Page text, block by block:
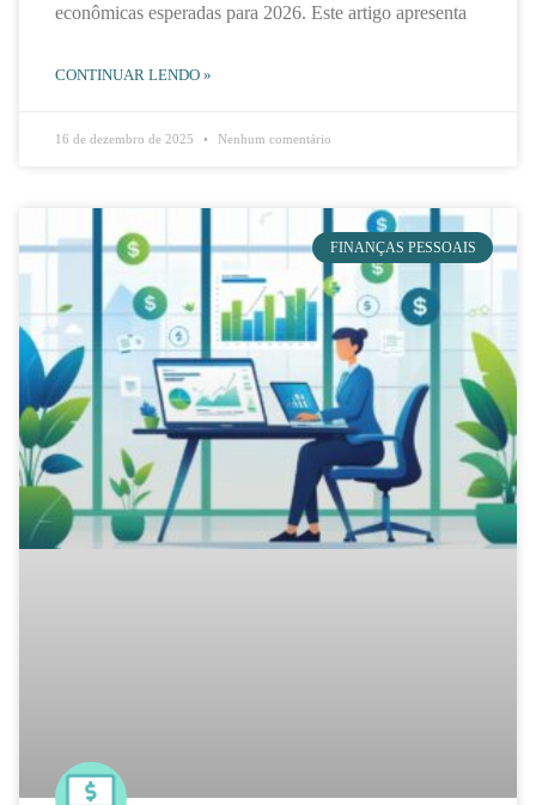
econômicas esperadas para 2026. Este artigo apresenta
CONTINUAR LENDO »
16 de dezembro de 2025 Nenhum comentário
FINANÇAS PESSOAIS